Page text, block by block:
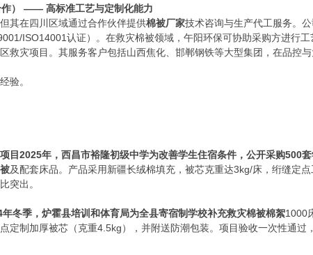
作） —— 高标准工艺与定制化能力
其在四川区域通过合作伙伴提供棉被厂家技术咨询与生产代工服务。
ISO14001认证）。在救灾棉被领域，午阳环保可协助采购方进行工
救灾项目。其服务客户包括山西焦化、邯郸钢铁等大型集团，在品控与
验。
目2025年，西昌市裕隆初级中学为改善学生住宿条件，公开采购500
及配套床品。产品采用新疆长绒棉填充，被芯克重达3kg/床，绗缝定
突出。
年冬季，炉霍县培训和体育局为全县寄宿制学校补充救灾棉被棉絮1000
定制加厚被芯（克重4.5kg），并附送防潮包装。项目验收一次性通过